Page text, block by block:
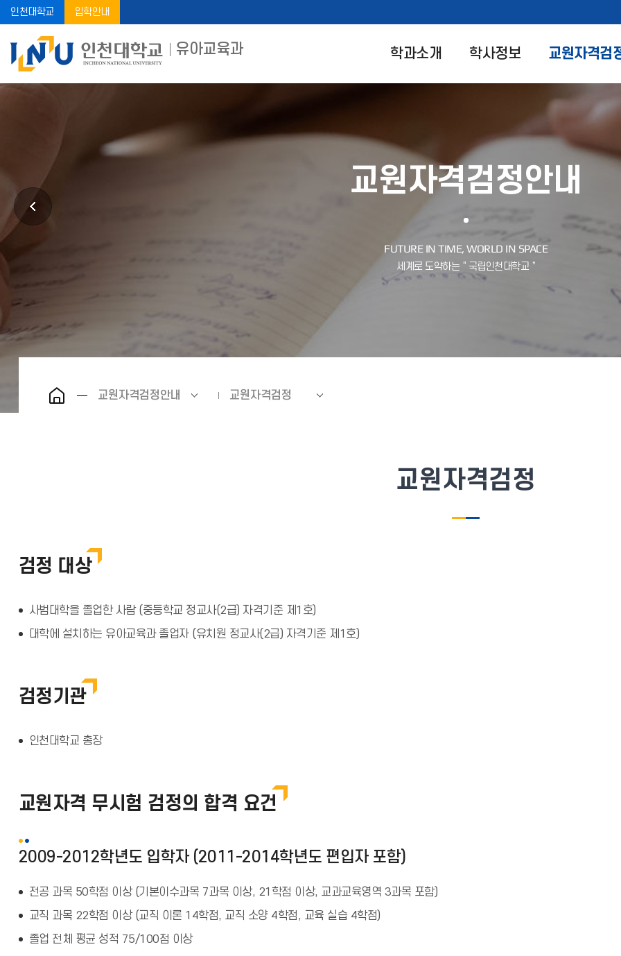
인천대학교 입학안내
유아교육과 학과소개 학사정보 교원자격검
교원자격검정안내
교원자격검정안내 교원자격검정
교원자격검정
검정 대상
사범대학을 졸업한 사람 (중등학교 정교사(2급) 자격기준 제1호)
대학에 설치하는 유아교육과 졸업자 (유치원 정교사(2급) 자격기준 제1호)
검정기관
인천대학교 총장
교원자격 무시험 검정의 합격 요건
2009-2012학년도 입학자 (2011-2014학년도 편입자 포함)
전공 과목 50학점 이상 (기본이수과목 7과목 이상, 21학점 이상, 교과교육영역 3과목 포함)
교직 과목 22학점 이상 (교직 이론 14학점, 교직 소양 4학점, 교육 실습 4학점)
졸업 전체 평균 성적 75/100점 이상